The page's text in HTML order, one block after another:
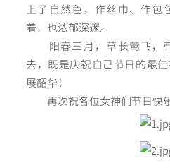
上了自然色，作丝巾、作包
着，也浓郁深邃。
阳春三月，草长莺飞，
去，既是庆祝自己节日的最
展韶华！
再次祝各位女神们节日快乐